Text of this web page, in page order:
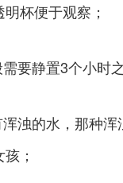
杯便于观察；
静置3个小时
的水，那种浑
；